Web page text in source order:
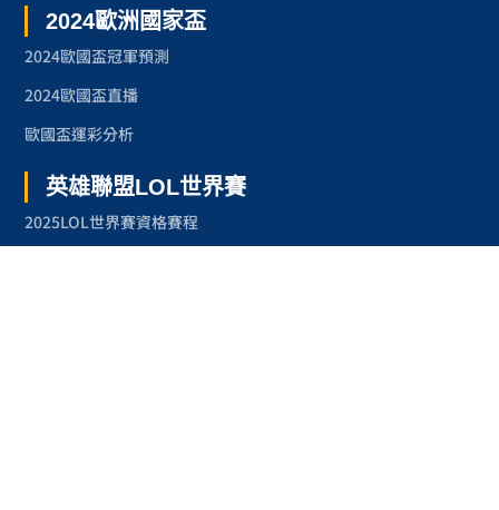
2024歐洲國家盃
2024歐國盃冠軍預測
2024歐國盃直播
歐國盃運彩分析
英雄聯盟LOL世界賽
2025LOL世界賽資格賽程